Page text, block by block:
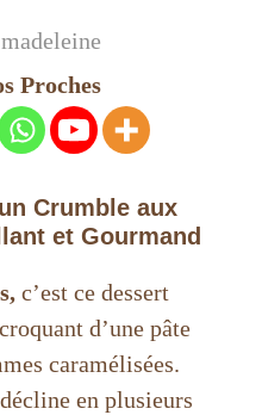
Proches
Crumble aux
et Gourmand
c’est ce dessert
d’une pâte
caramélisées.
en plusieurs